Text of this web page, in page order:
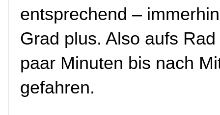
entsprechend –
Grad plus. Also aufs
paar Minuten bis nach
gefahren.